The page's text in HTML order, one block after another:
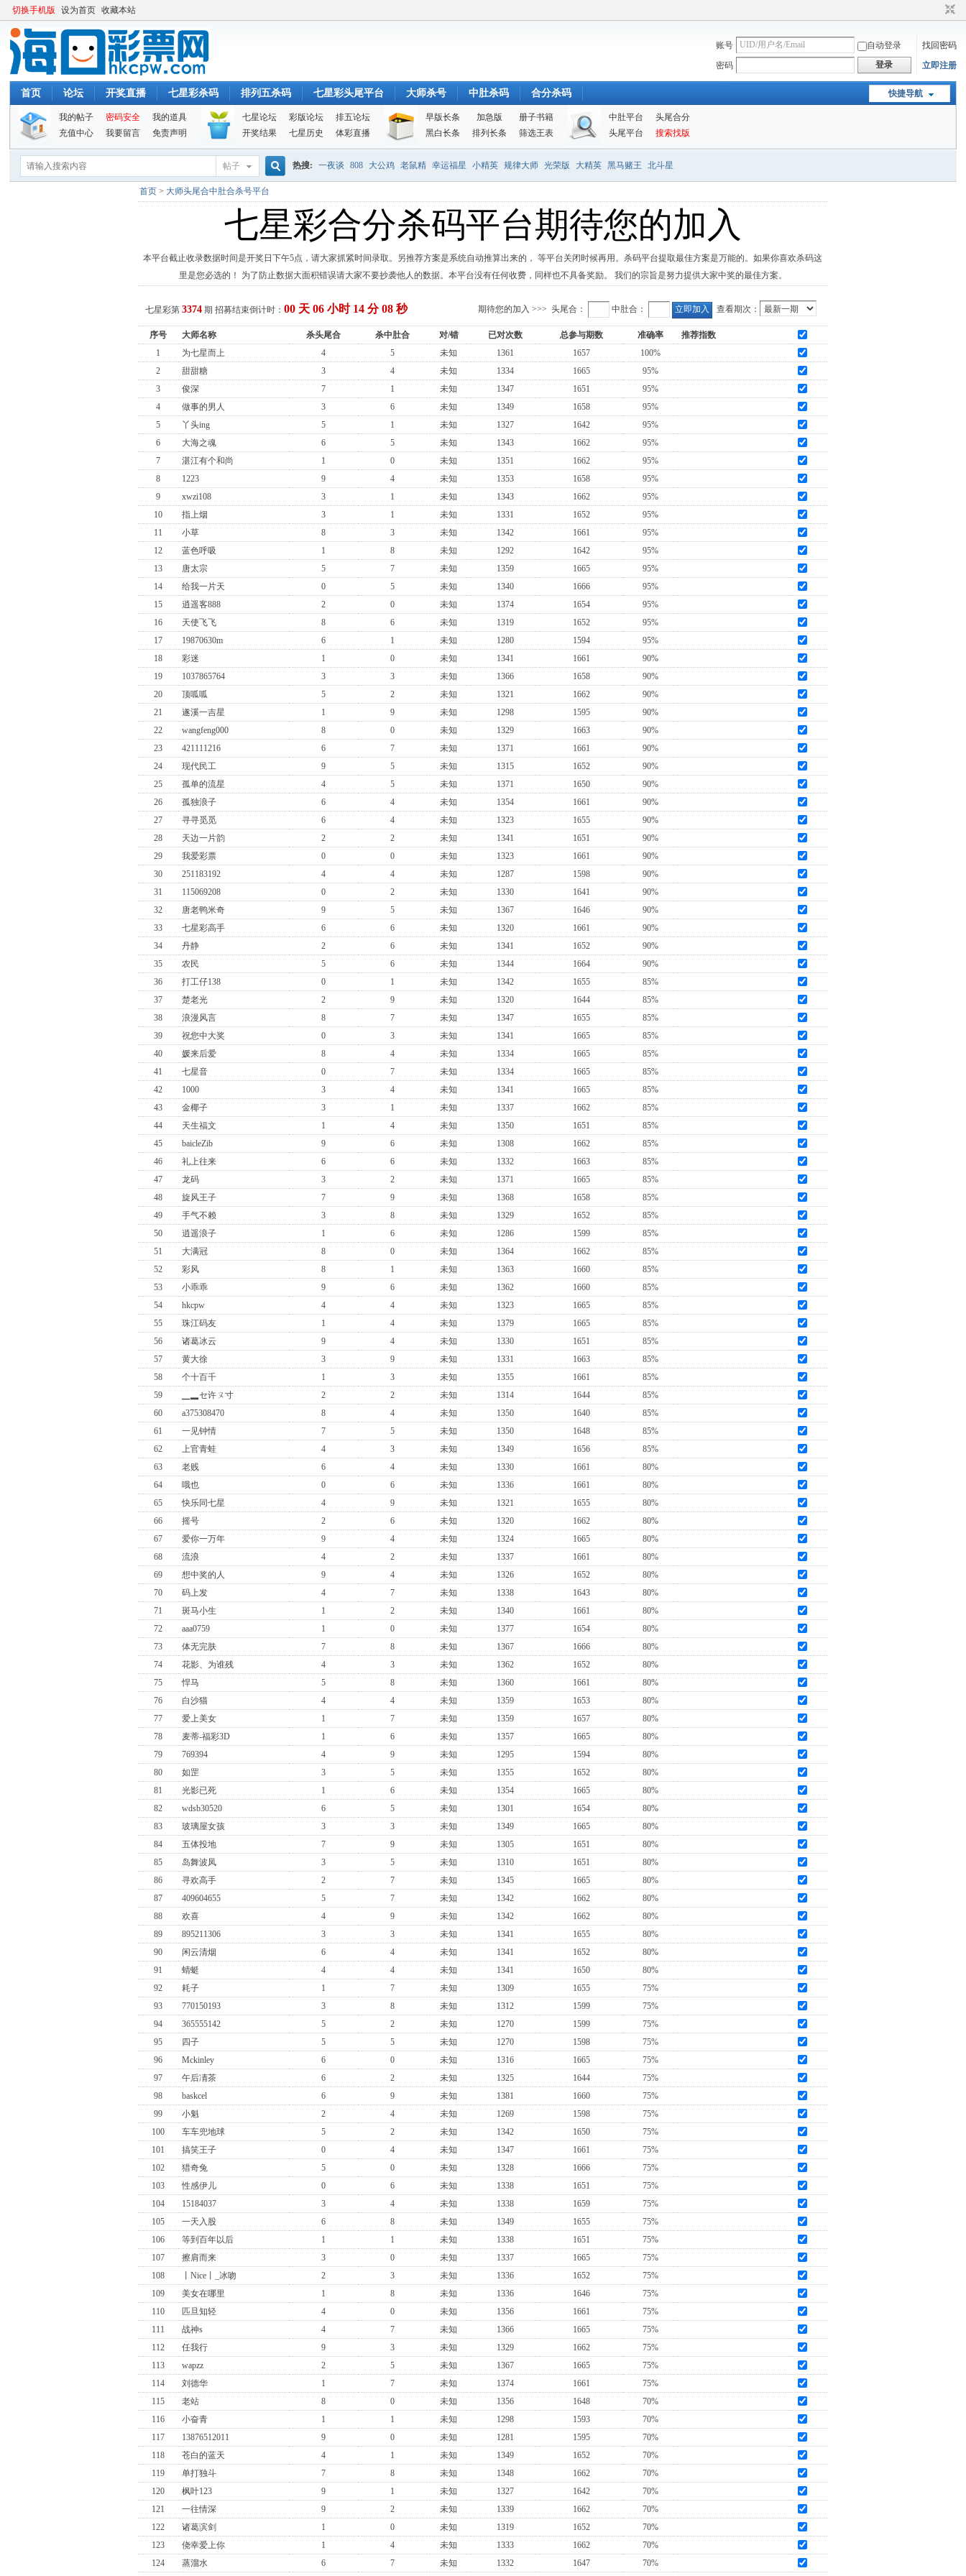
切换手机版 设为首页 收藏本站
账号 自动登录
找回密码
密码
登录 立即注册
快捷导航
首页 论坛 开奖直播 七星彩杀码 排列五杀码 七星彩头尾平台 大师杀号 中肚杀码 合分杀码
我的帖子 密码安全
我的道具
充值中心
我要留言 免责声明
七星论坛 彩版论坛
排五论坛
开奖结果
七星历史 体彩直播
早版长条 加急版
册子书籍
黑白长条
排列长条 筛选王表
中肚平台
头尾合分
头尾平台
搜索找版
帖子 热搜: 一夜谈 808 大公鸡 老鼠精 幸运福星 小精英 规律大师 光荣版 大精英 黑马赌王 北斗星
首页> 大师头尾合中肚合杀号平台
七星彩合分杀码平台期待您的加入
本平台截止收录数据时间是开奖日下午5点，请大家抓紧时间录取。另推荐方案是系统自动推算出来的， 等平台关闭时候再用。杀码平台提取最佳方案是万能的。如果你喜欢杀码这
里是您必选的！ 为了防止数据大面积错误请大家不要抄袭他人的数据。本平台没有任何收费，同样也不具备奖励。 我们的宗旨是努力提供大家中奖的最佳方案。
七星彩第 3374期 招募结束倒计时： 00 天 06 小时 14 分 08 秒 期待您的加入 >>> 头尾合： 中肚合： 查看期次：
序号 大师名称 杀头尾合 杀中肚合 对/错 已对次数 总参与期数 准确率
推荐指数
1
为七星而上 4 5 未知 1361 1657
100%
2
甜甜糖 3 4 未知 1334 1665
95%
3
俊深 7 1 未知 1347 1651
95%
4
做事的男人 3 6 未知 1349 1658
95%
5
丫头ing 5 1 未知 1327 1642
95%
6
大海之魂 6 5 未知 1343 1662
95%
7
湛江有个和尚 1 0 未知 1351 1662
95%
8
1223 9 4 未知 1353 1658
95%
9
xwzi108 3 1 未知 1343 1662
95%
10
指上烟 3 1 未知 1331 1652
95%
11
小草 8 3 未知 1342 1661
95%
12
蓝色呼吸 1 8 未知 1292 1642
95%
13
唐太宗 5 7 未知 1359 1665
95%
14
给我一片天 0 5 未知 1340 1666
95%
15
逍遥客888 2 0 未知 1374 1654
95%
16
天使飞飞 8 6 未知 1319 1652
95%
17
19870630m 6 1 未知 1280 1594
95%
18
彩迷 1 0 未知 1341 1661
90%
19
1037865764 3 3 未知 1366 1658
90%
20
顶呱呱 5 2 未知 1321 1662
90%
21
遂溪一吉星 1 9 未知 1298 1595
90%
22
wangfeng000 8 0 未知 1329 1663
90%
23
421111216 6 7 未知 1371 1661
90%
24
现代民工 9 5 未知 1315 1652
90%
25
孤单的流星 4 5 未知 1371 1650
90%
26
孤独浪子 6 4 未知 1354 1661
90%
27
寻寻觅觅 6 4 未知 1323 1655
90%
28
天边一片韵 2 2 未知 1341 1651
90%
29
我爱彩票 0 0 未知 1323 1661
90%
30
251183192 4 4 未知 1287 1598
90%
31
115069208 0 2 未知 1330 1641
90%
32
唐老鸭米奇 9 5 未知 1367 1646
90%
33
七星彩高手 6 6 未知 1320 1661
90%
34
丹静 2 6 未知 1341 1652
90%
35
农民 5 6 未知 1344 1664
90%
36
打工仔138 0 1 未知 1342 1655
85%
37
楚老光 2 9 未知 1320 1644
85%
38
浪漫风言 8 7 未知 1347 1655
85%
39
祝您中大奖 0 3 未知 1341 1665
85%
40
媛来后爱 8 4 未知 1334 1665
85%
41
七星音 0 7 未知 1334 1665
85%
42
1000 3 4 未知 1341 1665
85%
43
金椰子 3 1 未知 1337 1662
85%
44
天生福文 1 4 未知 1350 1651
85%
45
baicleZib 9 6 未知 1308 1662
85%
46
礼上往来 6 6 未知 1332 1663
85%
47
龙码 3 2 未知 1371 1665
85%
48
旋风王子 7 9 未知 1368 1658
85%
49
手气不赖 3 8 未知 1329 1652
85%
50
逍遥浪子 1 6 未知 1286 1599
85%
51
大满冠 8 0 未知 1364 1662
85%
52
彩风 8 1 未知 1363 1660
85%
53
小乖乖 9 6 未知 1362 1660
85%
54
hkcpw 4 4 未知 1323 1665
85%
55
珠江码友 1 4 未知 1379 1665
85%
56
诸葛冰云 9 4 未知 1330 1651
85%
57
黄大徐 3 9 未知 1331 1663
85%
58
个十百千 1 3 未知 1355 1661
85%
59
▁▂セ许ㄡ寸 2 2 未知 1314 1644
85%
60
a375308470 8 4 未知 1350 1640
85%
61
一见钟情 7 5 未知 1350 1648
85%
62
上官青蛙 4 3 未知 1349 1656
85%
63
老贱 6 4 未知 1330 1661
80%
64
哦也 0 6 未知 1336 1661
80%
65
快乐同七星 4 9 未知 1321 1655
80%
66
摇号 2 6 未知 1320 1662
80%
67
爱你一万年 9 4 未知 1324 1665
80%
68
流浪 4 2 未知 1337 1661
80%
69
想中奖的人 9 4 未知 1326 1652
80%
70
码上发 4 7 未知 1338 1643
80%
71
斑马小生 1 2 未知 1340 1661
80%
72
aaa0759 1 0 未知 1377 1654
80%
73
体无完肤 7 8 未知 1367 1666
80%
74
花影、为谁残 4 3 未知 1362 1652
80%
75
悍马 5 8 未知 1360 1661
80%
76
白沙猫 4 4 未知 1359 1653
80%
77
爱上美女 1 7 未知 1359 1657
80%
78
麦蒂-福彩3D 1 6 未知 1357 1665
80%
79
769394 4 9 未知 1295 1594
80%
80
如罡 3 5 未知 1355 1652
80%
81
光影已死 1 6 未知 1354 1665
80%
82
wdsb30520 6 5 未知 1301 1654
80%
83
玻璃屋女孩 3 3 未知 1349 1665
80%
84
五体投地 7 9 未知 1305 1651
80%
85
岛舞波凤 3 5 未知 1310 1651
80%
86
寻欢高手 2 7 未知 1345 1665
80%
87
409604655 5 7 未知 1342 1662
80%
88
欢喜 4 9 未知 1342 1662
80%
89
895211306 3 3 未知 1341 1655
80%
90
闲云清烟 6 4 未知 1341 1652
80%
91
蜻蜓 4 4 未知 1341 1650
80%
92
耗子 1 7 未知 1309 1655
75%
93
770150193 3 8 未知 1312 1599
75%
94
365555142 5 2 未知 1270 1599
75%
95
四子 5 5 未知 1270 1598
75%
96
Mckinley 6 0 未知 1316 1665
75%
97
午后凊茶 6 2 未知 1325 1644
75%
98
baskcel 6 9 未知 1381 1660
75%
99
小魁 2 4 未知 1269 1598
75%
100
车车兜地球 5 2 未知 1342 1650
75%
101
搞笑王子 0 4 未知 1347 1661
75%
102
猎奇兔 5 0 未知 1328 1666
75%
103
性感伊儿 0 6 未知 1338 1651
75%
104
15184037 3 4 未知 1338 1659
75%
105
一天入股 6 8 未知 1349 1655
75%
106
等到百年以后 1 1 未知 1338 1651
75%
107
擦肩而来 3 0 未知 1337 1665
75%
108
丨Nice丨_冰吻 2 3 未知 1336 1652
75%
109
美女在哪里 1 8 未知 1336 1646
75%
110
匹旦知轻 4 0 未知 1356 1661
75%
111
战神s 4 7 未知 1366 1665
75%
112
任我行 9 3 未知 1329 1662
75%
113
wapzz 2 5 未知 1367 1665
75%
114
刘德华 1 7 未知 1374 1661
75%
115
老站 8 0 未知 1356 1648
70%
116
小奋青 1 1 未知 1298 1593
70%
117
13876512011 9 0 未知 1281 1595
70%
118
苍白的蓝天 4 1 未知 1349 1652
70%
119
单打独斗 7 8 未知 1348 1662
70%
120
枫叶123 9 1 未知 1327 1642
70%
121
一往情深 9 2 未知 1339 1662
70%
122
诸葛滨剑 1 0 未知 1319 1652
70%
123
侥幸爱上你 1 4 未知 1333 1662
70%
124
蒸溜水 6 7 未知 1332 1647 70%